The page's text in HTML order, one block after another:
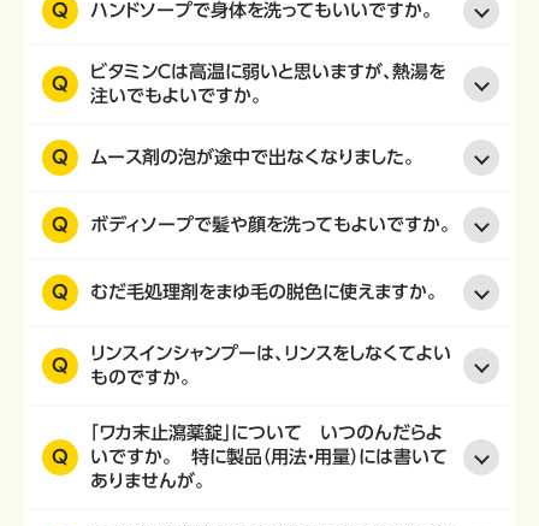
Q ハンドソープで身体を洗ってもいいですか。
Q
ビタミンＣは高温に弱いと思いますが、熱湯を
注いでもよいですか。
Q ムース剤の泡が途中で出なくなりました。
Q ボディソープで髪や顔を洗ってもよいですか。
Q むだ毛処理剤をまゆ毛の脱色に使えますか。
Q
リンスインシャンプーは、リンスをしなくてよい
ものですか。
Q
「ワカ末止瀉薬錠」について いつのんだらよ
いですか。 特に製品（用法・用量）には書いて
ありませんが。